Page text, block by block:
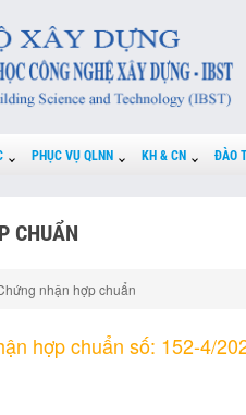
PHỤC VỤ QLNN KH & CN ĐÀO
CHUẨN
nhận hợp chuẩn
hợp chuẩn số: 152-4/